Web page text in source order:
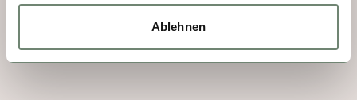
Ablehnen